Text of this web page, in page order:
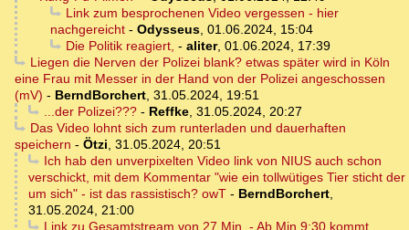
Link zum besprochenen Video vergessen - hier
nachgereicht - Odysseus, 01.06.2024, 15:04
Die Politik reagiert, - aliter, 01.06.2024, 17:39
Liegen die Nerven der Polizei blank? etwas später wird in Köln
eine Frau mit Messer in der Hand von der Polizei angeschossen
(mV) - BerndBorchert, 31.05.2024, 19:51
...der Polizei???- Reffke, 31.05.2024, 20:27
Das Video lohnt sich zum runterladen und dauerhaften
speichern - Ötzi, 31.05.2024, 20:51
Ich hab den unverpixelten Video link von NIUS auch schon
verschickt, mit dem Kommentar "wie ein tollwütiges Tier sticht der
um sich" - ist das rassistisch? owT - BerndBorchert,
31.05.2024, 21:00
Link zu Gesamtstream von 27 Min. - Ab Min 9:30 kommt